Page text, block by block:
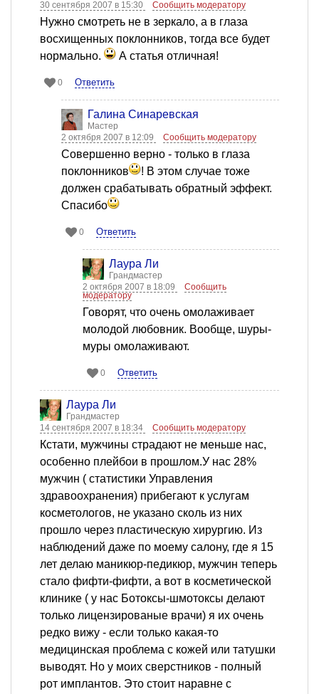
30 сентября 2007 в 15:30 Сообщить модератору
Нужно смотреть не в зеркало, а в глаза
восхищенных поклонников, тогда все будет
нормально.
А статья отличная!
0 Ответить
Галина Синаревская
Мастер
2 октября 2007 в 12:09
Сообщить модератору
Совершенно верно - только в глаза
поклонников
! В этом случае тоже
должен срабатывать обратный эффект.
Спасибо
0 Ответить
Лаура Ли
Грандмастер
2 октября 2007 в 18:09
Сообщить
модератору
Говорят, что очень омолаживает
молодой любовник. Вообще, шуры-
муры омолаживают.
0 Ответить
Лаура Ли
Грандмастер
14 сентября 2007 в 18:34
Сообщить модератору
Кстати, мужчины страдают не меньше нас,
особенно плейбои в прошлом.У нас 28%
мужчин ( статистики Управления
здравоохранения) прибегают к услугам
косметологов, не указано сколь из них
прошло через пластическую хирургию. Из
наблюдений даже по моему салону, где я 15
лет делаю маникюр-педикюр, мужчин теперь
стало фифти-фифти, а вот в косметической
клинике ( у нас Ботоксы-шмотоксы делают
только лицензированые врачи) я их очень
редко вижу - если только какая-то
медицинская проблема с кожей или татушки
выводят. Но у моих сверстников - полный
рот имплантов. Это стоит наравне с